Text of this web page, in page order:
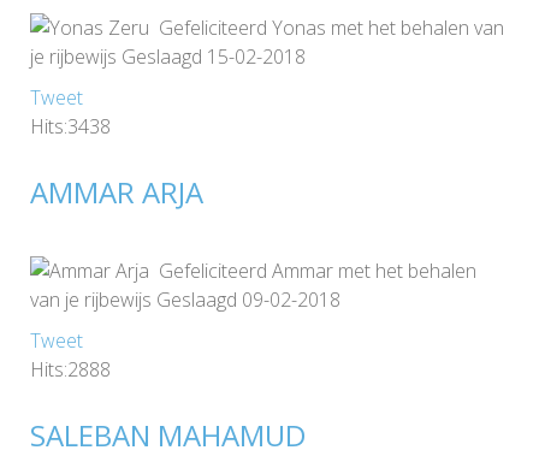
Gefeliciteerd Yonas met het behalen van
je rijbewijs Geslaagd 15-02-2018
Tweet
Hits:3438
AMMAR ARJA
Gefeliciteerd Ammar met het behalen
van je rijbewijs Geslaagd 09-02-2018
Tweet
Hits:2888
SALEBAN MAHAMUD